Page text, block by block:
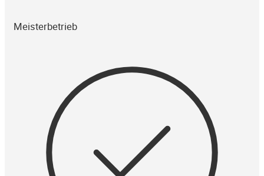
Meisterbetrieb